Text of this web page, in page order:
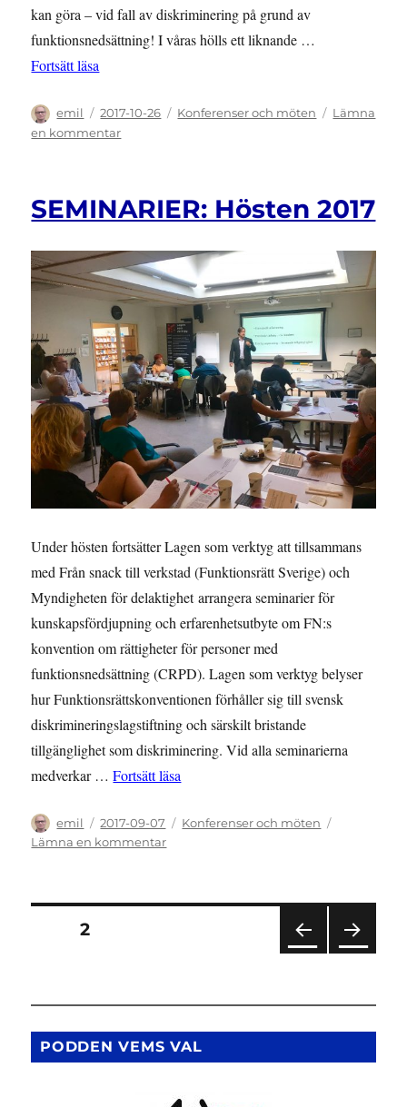
kan göra – vid fall av diskriminering på grund av
funktionsnedsättning! I våras hölls ett liknande …
Fortsätt läsa
Författare
emil
Publicerat
den
2017-10-26 Kategorier
Konferenser och möten
Lämna
en kommentartill
SEMINARIER: Hösten 2017
Under hösten fortsätter Lagen som verktyg att tillsammans
med Från snack till verkstad (Funktionsrätt Sverige) och
Myndigheten för delaktighet arrangera seminarier för
kunskapsfördjupning och erfarenhetsutbyte om FN:s
konvention om rättigheter för personer med
funktionsnedsättning (CRPD). Lagen som verktyg belyser
hur Funktionsrättskonventionen förhåller sig till svensk
diskrimineringslagstiftning och särskilt bristande
tillgänglighet som diskriminering. Vid alla seminarierna
medverkar …Fortsätt läsa
Författare
emil
Publicerat
den
2017-09-07 Kategorier
Konferenser och möten
Lämna en kommentartill
Sidnumrering
inlägg
SIDA
SIDA2
PODDEN VEMS VAL